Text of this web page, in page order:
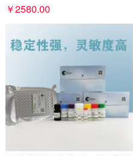
￥2580.00